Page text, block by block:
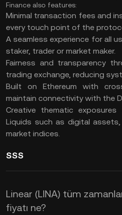
Finance also features:
Minimal transaction fees and
every touch point of the
A seamless experience for all
staker, trader or market maker.
Fairness and transparency
trading exchange, reducing
Built on Ethereum with
maintain connectivity with the
Creative thematic
Liquids such as digital
market indices.
SSS
Linear (LINA) tüm
fiyatı ne?